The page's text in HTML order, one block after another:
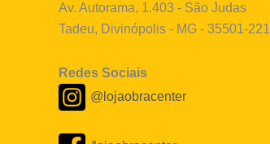
Av. Autorama, 1.403 - São Judas
Tadeu, Divinópolis - MG - 35501-221
Redes Sociais
@lojaobracenter